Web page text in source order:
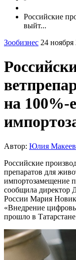
Российские
выйт...
Зообизнес 24
на 100%-е
Автор: Юлия
Российские
препаратов для
импортозамещение
сообщила директор
России Мария
«Внедрение
прошло в